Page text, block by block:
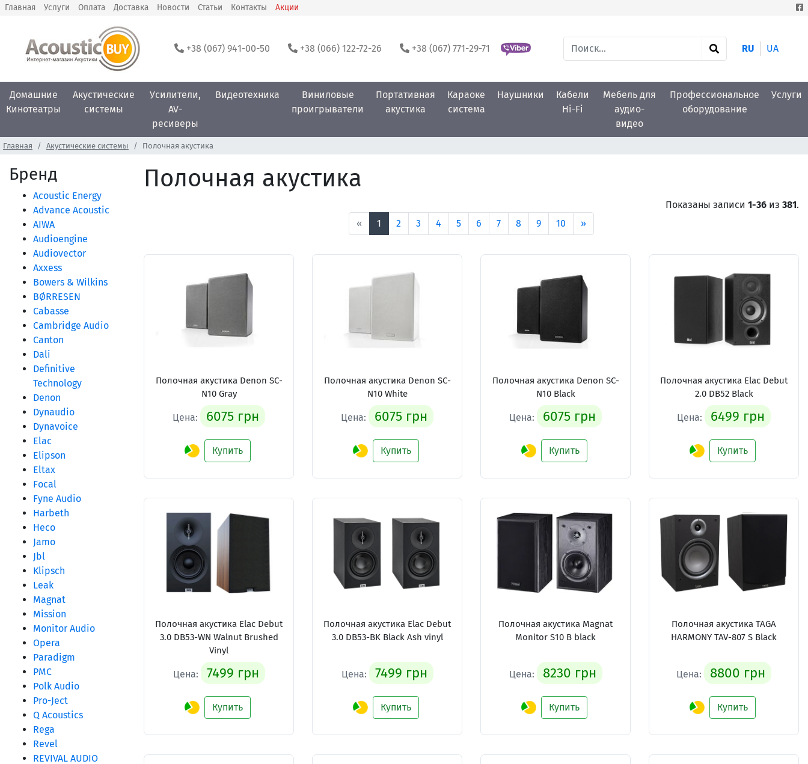
Главная Услуги Оплата Доставка Новости Статьи Контакты Акции
+38 (067) 941-00-50 +38 (066) 122-72-26 +38 (067) 771-29-71 RU UA
Домашние
Кинотеатры
Акустические
системы
Усилители,
AV-
ресиверы
Видеотехника
Виниловые
проигрыватели
Портативная
акустика
Караоке
система
Наушники
Кабели
Hi-Fi
Мебель для
аудио-
видео
Профессиональное
оборудование
Услуги
Главная Акустические системы Полочная акустика
Бренд
Acoustic Energy
Advance Acoustic
AIWA
Audioengine
Audiovector
Axxess
Bowers & Wilkins
BØRRESEN
Cabasse
Cambridge Audio
Canton
Dali
Definitive
Technology
Denon
Dynaudio
Dynavoice
Elac
Elipson
Eltax
Focal
Fyne Audio
Harbeth
Heco
Jamo
Jbl
Klipsch
Leak
Magnat
Mission
Monitor Audio
Opera
Paradigm
PMC
Polk Audio
Pro-Ject
Q Acoustics
Rega
Revel
REVIVAL AUDIO
Полочная акустика
Показаны записи 1-36 из 381.
«
1 2 3 4 5 6 7 8 9 10 »
Полочная акустика Denon SC-
N10 Gray
Цена: 6075 грн
Купить
Полочная акустика Denon SC-
N10 White
Цена: 6075 грн
Купить
Полочная акустика Denon SC-
N10 Black
Цена: 6075 грн
Купить
Полочная акустика Elac Debut
2.0 DB52 Black
Цена: 6499 грн
Купить
Полочная акустика Elac Debut
3.0 DB53-WN Walnut Brushed
Vinyl
Цена: 7499 грн
Купить
Полочная акустика Elac Debut
3.0 DB53-BK Black Ash vinyl
Цена: 7499 грн
Купить
Полочная акустика Magnat
Monitor S10 B black
Цена: 8230 грн
Купить
Полочная акустика TAGA
HARMONY TAV-807 S Black
Цена: 8800 грн
Купить